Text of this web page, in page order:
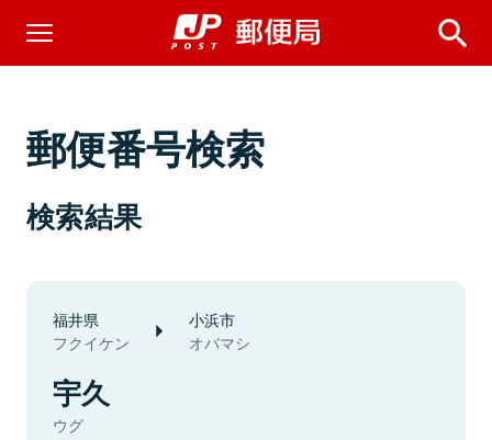
郵便番号検索
検索結果
福井県
フクイケン
小浜市
オバマシ
宇久
ウグ